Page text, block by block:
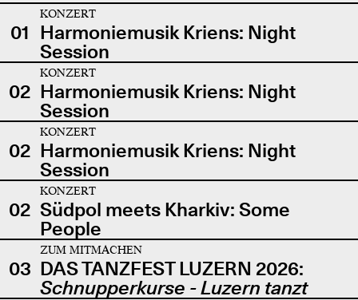
01
KONZERT
Harmoniemusik Kriens: Night
Session
02
KONZERT
Harmoniemusik Kriens: Night
Session
02
KONZERT
Harmoniemusik Kriens: Night
Session
02
KONZERT
Südpol meets Kharkiv: Some
People
03
ZUM MITMACHEN
DAS TANZFEST LUZERN 2026:
Schnupperkurse - Luzern tanzt